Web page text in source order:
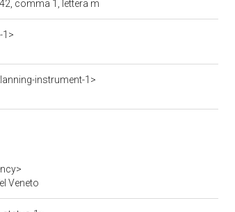
comma 1, lettera m
instrument-1>
Veneto